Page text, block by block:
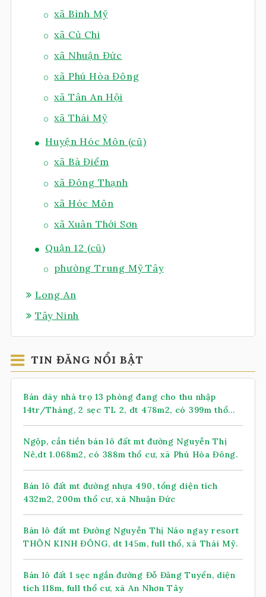
xã Bình Mỹ
xã Củ Chi
xã Nhuận Đức
xã Phú Hòa Đông
xã Tân An Hội
xã Thái Mỹ
Huyện Hóc Môn (cũ)
xã Bà Điểm
xã Đông Thạnh
xã Hóc Môn
xã Xuân Thới Sơn
Quận 12 (cũ)
phường Trung Mỹ Tây
Long An
Tây Ninh
TIN ĐĂNG NỔI BẬT
Bán dãy nhà trọ 13 phòng đang cho thu nhập
14tr/Tháng, 2 sẹc TL 2, dt 478m2, có 399m thổ
cư, xã Nhuận Đức (mới)
Ngộp, cần tiền bán lô đất mt đường Nguyễn Thị
Nê,dt 1.068m2, có 388m thổ cư, xã Phú Hòa Đông.
Bán lô đất mt đường nhựa 490, tổng diện tích
432m2, 200m thổ cư, xã Nhuận Đức
Bán lô đất mt Đường Nguyễn Thị Náo ngay resort
THÔN KINH ĐÔNG, dt 145m, full thổ, xã Thái Mỹ.
Bán lô đất 1 sẹc ngắn đường Đỗ Đăng Tuyển, diện
tích 118m, full thổ cư, xã An Nhơn Tây